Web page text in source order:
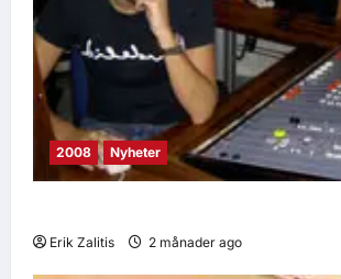
2008 Nyheter
Erik Zalitis 2 månader ago